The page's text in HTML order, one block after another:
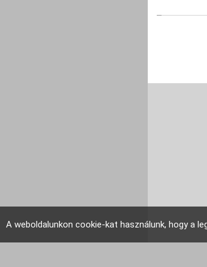
A weboldalunkon cookie-kat használunk, hogy a